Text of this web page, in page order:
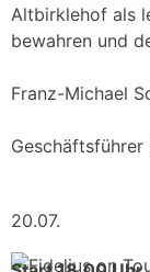
Altbirklehof als
bewahren und
Franz-Michael
20.07.